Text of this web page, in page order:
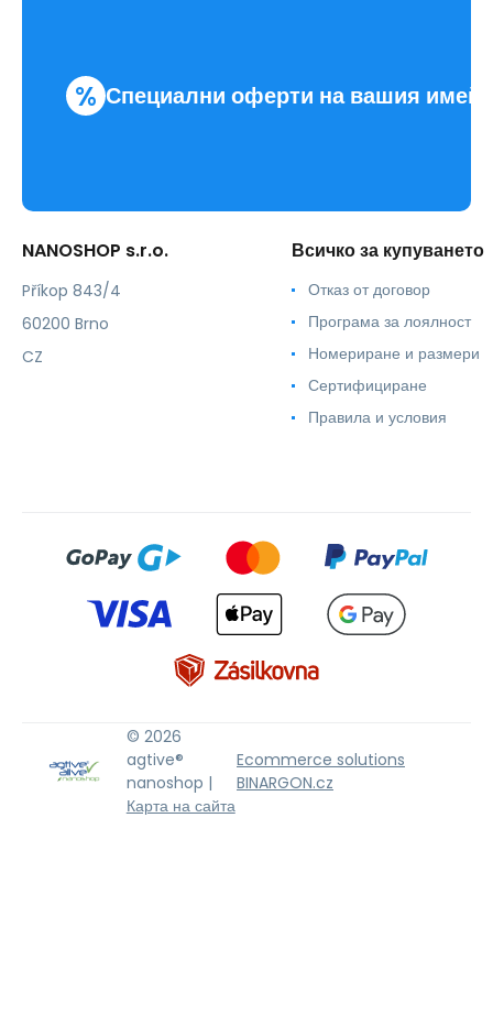
% Специални оферти на вашия
NANOSHOP s.r.o.
Příkop 843/4
60200 Brno
CZ
Всичко за купуването
Отказ от договор
Програма за лоялност
Номериране и размери
Сертифициране
Правила и условия
© 2026
agtive®
nanoshop |
Карта на сайта
Ecommerce solutions
BINARGON.cz